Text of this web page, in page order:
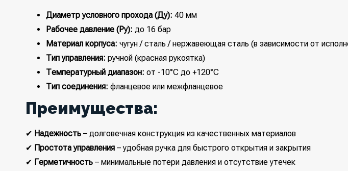
Диаметр условного прохода (Ду): 40 мм
Рабочее давление (Ру): до 16 бар
Материал корпуса: чугун / сталь / нержавеющая сталь (в зависимости от
Тип управления: ручной (красная рукоятка)
Температурный диапазон: от -10°C до +120°C
Тип соединения: фланцевое или межфланцевое
Преимущества:
✔ Надежность – долговечная конструкция из качественных материалов
✔ Простота управления – удобная ручка для быстрого открытия и закрытия
✔ Герметичность – минимальные потери давления и отсутствие утечек